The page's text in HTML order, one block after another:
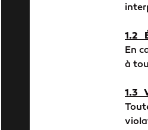
1.2
En
à
1.3